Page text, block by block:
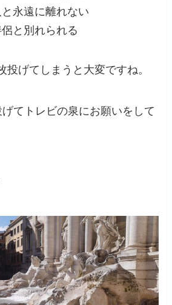
永遠に離れない
と別れられる
投げてしまうと大変ですね。
てトレビの泉にお願いをして